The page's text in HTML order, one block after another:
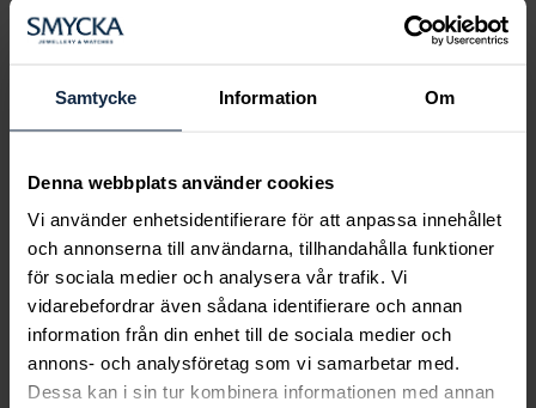
Samtycke Information Om
Denna webbplats använder cookies
Vi använder enhetsidentifierare för att anpassa innehållet
och annonserna till användarna, tillhandahålla funktioner
för sociala medier och analysera vår trafik. Vi
vidarebefordrar även sådana identifierare och annan
information från din enhet till de sociala medier och
annons- och analysföretag som vi samarbetar med.
Dessa kan i sin tur kombinera informationen med annan
Emily pearl bracelet -
Ivory
Pris :349 kr
349 kr
Royal Watch 28 mm
Pris
:2 399 kr
2 399 kr
Smycka tar ansvar för ett hållbart